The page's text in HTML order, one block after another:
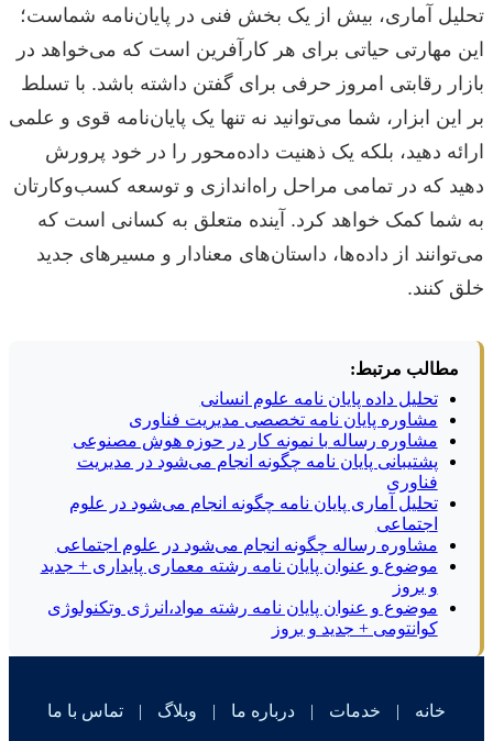
تحلیل آماری، بیش از یک بخش فنی در پایان‌نامه شماست؛
این مهارتی حیاتی برای هر کارآفرین است که می‌خواهد در
بازار رقابتی امروز حرفی برای گفتن داشته باشد. با تسلط
بر این ابزار، شما می‌توانید نه تنها یک پایان‌نامه قوی و علمی
ارائه دهید، بلکه یک ذهنیت داده‌محور را در خود پرورش
دهید که در تمامی مراحل راه‌اندازی و توسعه کسب‌وکارتان
به شما کمک خواهد کرد. آینده متعلق به کسانی است که
می‌توانند از داده‌ها، داستان‌های معنادار و مسیرهای جدید
خلق کنند.
مطالب مرتبط:
تحلیل داده پایان نامه علوم انسانی
مشاوره پایان نامه تخصصی مدیریت فناوری
مشاوره رساله با نمونه کار در حوزه هوش مصنوعی
پشتیبانی پایان نامه چگونه انجام می‌شود در مدیریت
فناوری
تحلیل آماری پایان نامه چگونه انجام می‌شود در علوم
اجتماعی
مشاوره رساله چگونه انجام می‌شود در علوم اجتماعی
موضوع و عنوان پایان نامه رشته معماری پایداری + جدید
و بروز
موضوع و عنوان پایان نامه رشته مواد،انرژی وتکنولوژی
کوانتومی + جدید و بروز
خانه | خدمات | درباره ما | وبلاگ | تماس با ما